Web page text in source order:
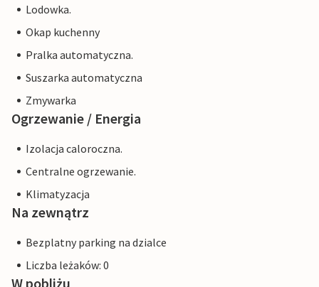
Lodowka.
Okap kuchenny
Pralka automatyczna.
Suszarka automatyczna
Zmywarka
Ogrzewanie / Energia
Izolacja caloroczna.
Centralne ogrzewanie.
Klimatyzacja
Na zewnątrz
Bezplatny parking na dzialce
Liczba leżaków: 0
W pobliżu